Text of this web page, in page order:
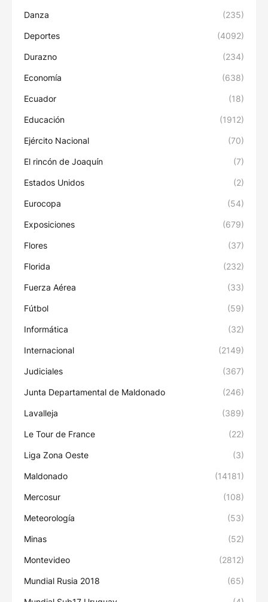
Danza (235)
Deportes (4092)
Durazno (234)
Economía (638)
Ecuador (18)
Educación (1912)
Ejército Nacional (70)
El rincón de Joaquín (7)
Estados Unidos (2)
Eurocopa (54)
Exposiciones (679)
Flores (37)
Florida (232)
Fuerza Aérea (33)
Fútbol (59)
Informática (32)
Internacional (2149)
Judiciales (367)
Junta Departamental de Maldonado (246)
Lavalleja (389)
Le Tour de France (22)
Liga Zona Oeste (3)
Maldonado (14181)
Mercosur (108)
Meteorología (53)
Minas (52)
Montevideo (2812)
Mundial Rusia 2018 (65)